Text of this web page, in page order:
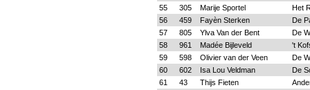
55
305 Marije Sportel
Het
56
459 Fayèn Sterken
De
57
805 Ylva Van der Bent
De
58
961 Madée Bijleveld
't
59
598 Olivier van der Veen
De
60
602 Isa Lou Veldman
De
61
43 Thijs Fieten